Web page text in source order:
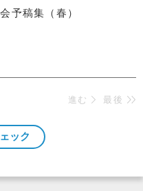
予稿集（春）
進む 最後